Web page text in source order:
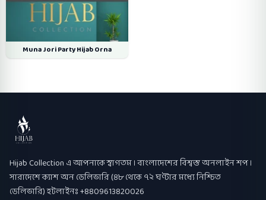
Muna Jori Party Hijab Orna
Hijab Collection
Hijab Collection এ আপনাকে স্বাগতম । বাংলাদেশের বিশ্বস্ত অনলাইন শপ ।
সারাদেশে ক্যাশ অন ডেলিভারি (৪৮ থেকে ৭২ ঘণ্টার মধ্যে নিশ্চিত
ডেলিভারি) হটলাইনঃ +8809613820026